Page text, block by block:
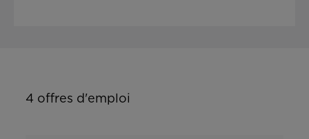
4 offres d'emploi